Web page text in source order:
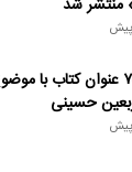
منتشر شد
معرفی ۷۰ عنوان کتاب
حسینی